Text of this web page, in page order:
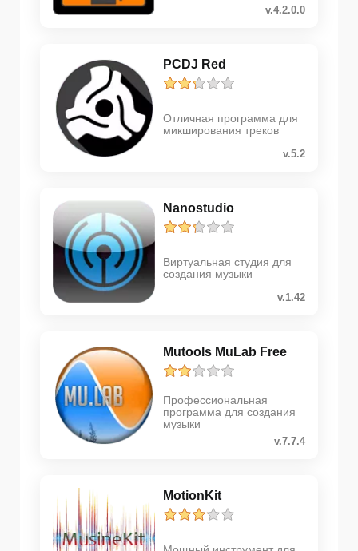
v.4.2.0.0
PCDJ Red
Отличная программа для
микширования треков
v.5.2
Nanostudio
Виртуальная студия для
создания музыки
v.1.42
Mutools MuLab Free
Профессиональная
программа для создания
музыки
v.7.7.4
MotionKit